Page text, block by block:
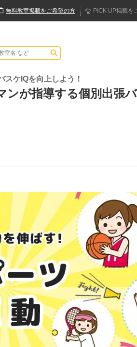
無料教室掲載をご希望の方 PICK UP掲載を
ケIQを向上しよう！
ンが指導する個別出張